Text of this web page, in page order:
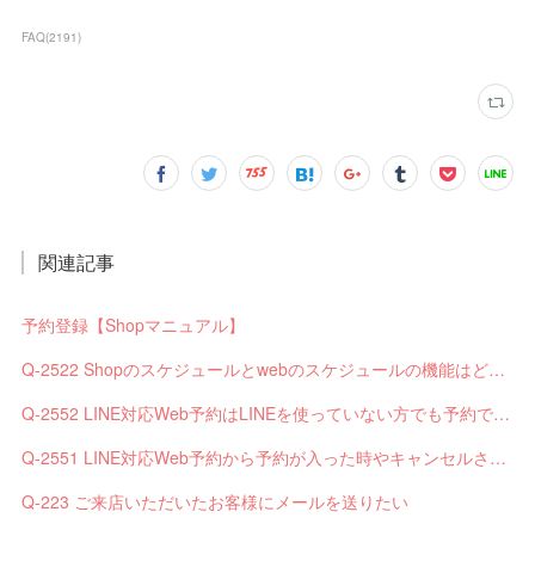
FAQ(2191)
関連記事
予約登録【Shopマニュアル】
Q-2522 Shopのスケジュールとwebのスケジュールの機能はどう違いますか？
Q-2552 LINE対応Web予約はLINEを使っていない方でも予約できますか？
Q-2551 LINE対応Web予約から予約が入った時やキャンセルされた時、サロンやお客様へは通知されますか？
Q-223 ご来店いただいたお客様にメールを送りたい